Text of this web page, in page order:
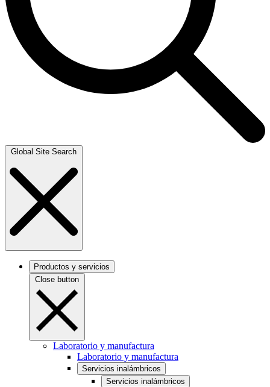
Global Site Search
Productos y servicios
Close button
Laboratorio y manufactura
Laboratorio y manufactura
Servicios inalámbricos
Servicios inalámbricos